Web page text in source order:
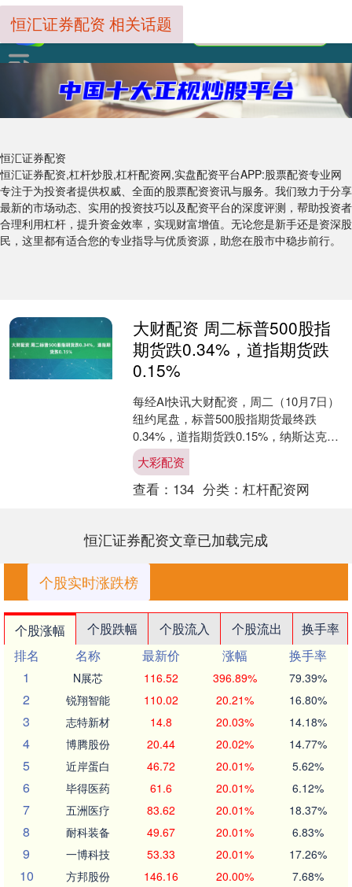
恒汇证券配资
恒汇证券配资,杠杆炒股,杠杆配资网,实盘配资平台APP:股票配资专业网
专注于为投资者提供权威、全面的股票配资资讯与服务。我们致力于分享
最新的市场动态、实用的投资技巧以及配资平台的深度评测，帮助投资者
合理利用杠杆，提升资金效率，实现财富增值。无论您是新手还是资深股
民，这里都有适合您的专业指导与优质资源，助您在股市中稳步前行。
恒汇证券配资 相关话题
大财配资 周二标普500股指
期货跌0.34%，道指期货跌
0.15%
每经AI快讯大财配资，周二（10月7日）
纽约尾盘，标普500股指期货最终跌
0.34%，道指期货跌0.15%，纳斯达克
100股指期货跌0.50%。罗素2000股指....
大彩配资
查看： 134 分类： 杠杆配资网
恒汇证券配资文章已加载完成
个股实时涨跌榜
个股涨幅 个股跌幅 个股流入 个股流出
换手率
排名
名称 最新价 涨幅
换手率
1
N展芯 116.52 396.89% 79.39%
2 锐翔智能 110.02 20.21% 16.80%
3 志特新材 14.8 20.03% 14.18%
4 博腾股份 20.44 20.02% 14.77%
5 近岸蛋白 46.72 20.01% 5.62%
6 毕得医药 61.6 20.01% 6.12%
7 五洲医疗 83.62 20.01% 18.37%
8 耐科装备 49.67 20.01% 6.83%
9 一博科技 53.33 20.01% 17.26%
10 方邦股份 146.16 20.00% 7.68%